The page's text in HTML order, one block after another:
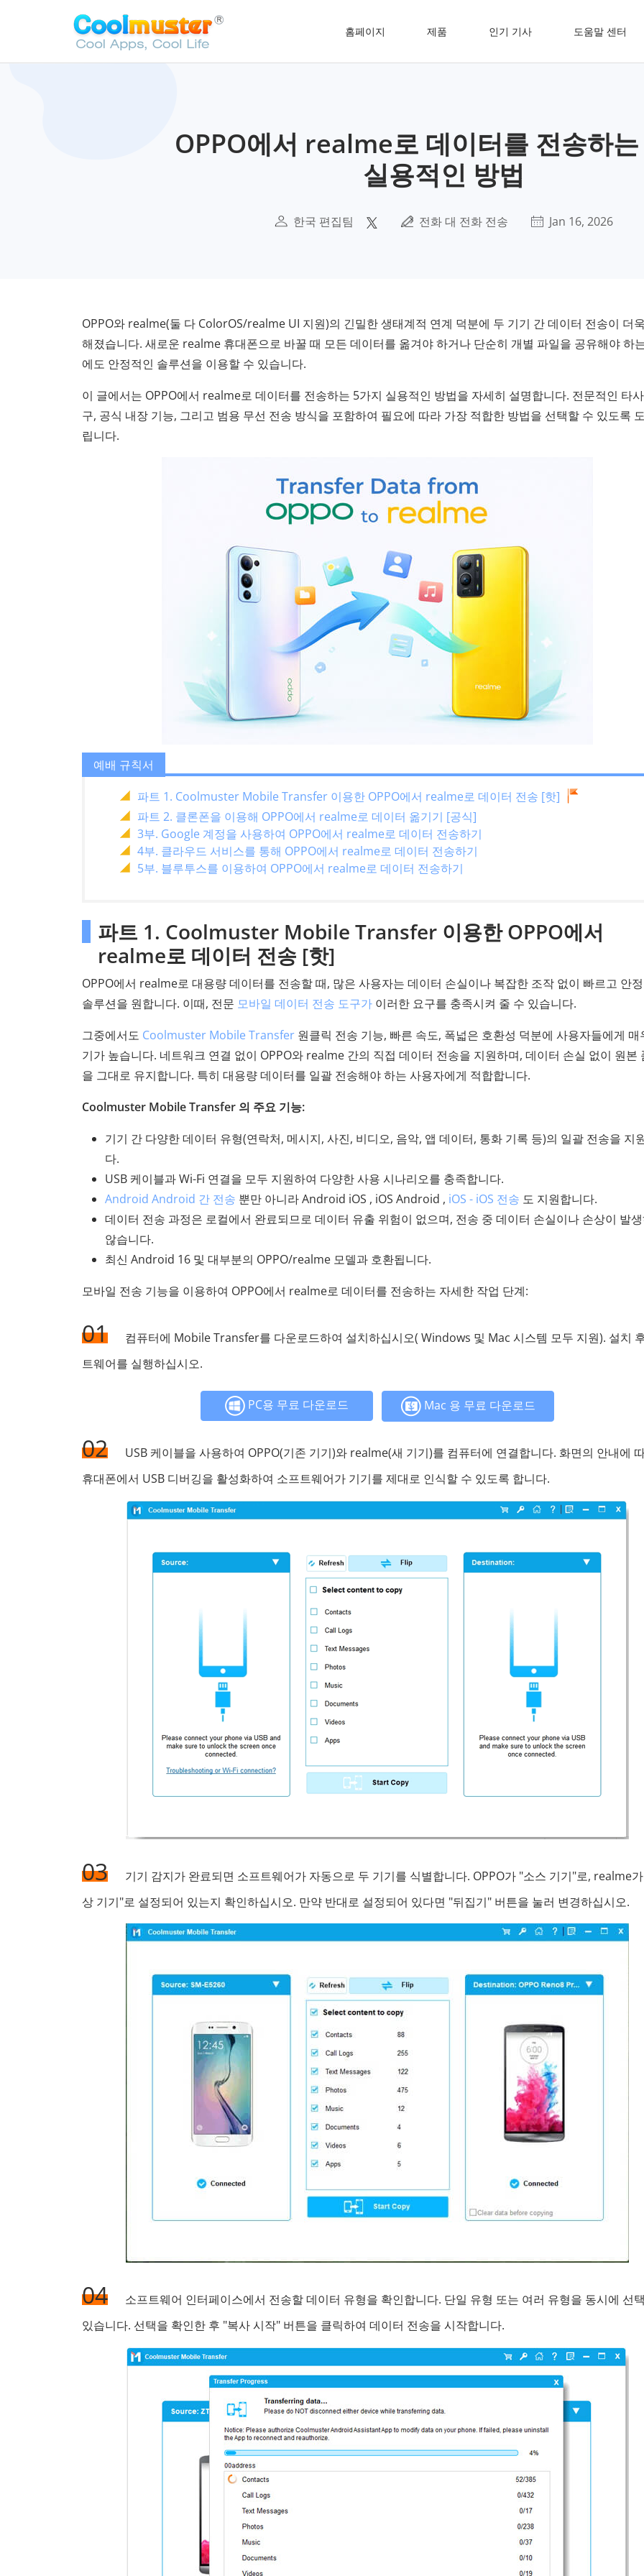
홈페이지 제품 인기 기사 도움말 센터
OPPO에서 realme로 데이터를 전송하
실용적인 방법
한국 편집팀 전화 대 전화 전송 Jan 16, 2026
OPPO와 realme(둘 다 ColorOS/realme UI 지원)의 긴밀한 생태계적 연계 덕분에 두 기기 간 데이터 전송이 더
해졌습니다. 새로운 realme 휴대폰으로 바꿀 때 모든 데이터를 옮겨야 하거나 단순히 개별 파일을 공유해야 하
에도 안정적인 솔루션을 이용할 수 있습니다.
이 글에서는 OPPO에서 realme로 데이터를 전송하는 5가지 실용적인 방법을 자세히 설명합니다. 전문적인 타
구, 공식 내장 기능, 그리고 범용 무선 전송 방식을 포함하여 필요에 따라 가장 적합한 방법을 선택할 수 있도록
립니다.
예배 규칙서
파트 1. Coolmuster Mobile Transfer 이용한 OPPO에서 realme로 데이터 전송 [핫]
파트 2. 클론폰을 이용해 OPPO에서 realme로 데이터 옮기기 [공식]
3부. Google 계정을 사용하여 OPPO에서 realme로 데이터 전송하기
4부. 클라우드 서비스를 통해 OPPO에서 realme로 데이터 전송하기
5부. 블루투스를 이용하여 OPPO에서 realme로 데이터 전송하기
파트 1. Coolmuster Mobile Transfer 이용한 OPPO에서
realme로 데이터 전송 [핫]
OPPO에서 realme로 대용량 데이터를 전송할 때, 많은 사용자는 데이터 손실이나 복잡한 조작 없이 빠르고 안
솔루션을 원합니다. 이때, 전문 모바일 데이터 전송 도구가 이러한 요구를 충족시켜 줄 수 있습니다.
그중에서도 Coolmuster Mobile Transfer 원클릭 전송 기능, 빠른 속도, 폭넓은 호환성 덕분에 사용자들에게 매
기가 높습니다. 네트워크 연결 없이 OPPO와 realme 간의 직접 데이터 전송을 지원하며, 데이터 손실 없이 원본
을 그대로 유지합니다. 특히 대용량 데이터를 일괄 전송해야 하는 사용자에게 적합합니다.
Coolmuster Mobile Transfer 의 주요 기능:
기기 간 다양한 데이터 유형(연락처, 메시지, 사진, 비디오, 음악, 앱 데이터, 통화 기록 등)의 일괄 전송을 지
다.
USB 케이블과 Wi-Fi 연결을 모두 지원하여 다양한 사용 시나리오를 충족합니다.
Android Android 간 전송 뿐만 아니라 Android iOS , iOS Android , iOS - iOS 전송 도 지원합니다.
데이터 전송 과정은 로컬에서 완료되므로 데이터 유출 위험이 없으며, 전송 중 데이터 손실이나 손상이 발
않습니다.
최신 Android 16 및 대부분의 OPPO/realme 모델과 호환됩니다.
모바일 전송 기능을 이용하여 OPPO에서 realme로 데이터를 전송하는 자세한 작업 단계:
01
컴퓨터에 Mobile Transfer를 다운로드하여 설치하십시오( Windows 및 Mac 시스템 모두 지원). 설치
트웨어를 실행하십시오.
PC용 무료 다운로드 Mac 용 무료 다운로드
02
USB 케이블을 사용하여 OPPO(기존 기기)와 realme(새 기기)를 컴퓨터에 연결합니다. 화면의 안내에
휴대폰에서 USB 디버깅을 활성화하여 소프트웨어가 기기를 제대로 인식할 수 있도록 합니다.
03
기기 감지가 완료되면 소프트웨어가 자동으로 두 기기를 식별합니다. OPPO가 "소스 기기"로, realme
상 기기"로 설정되어 있는지 확인하십시오. 만약 반대로 설정되어 있다면 "뒤집기" 버튼을 눌러 변경하십시오.
04
소프트웨어 인터페이스에서 전송할 데이터 유형을 확인합니다. 단일 유형 또는 여러 유형을 동시에 선
있습니다. 선택을 확인한 후 "복사 시작" 버튼을 클릭하여 데이터 전송을 시작합니다.